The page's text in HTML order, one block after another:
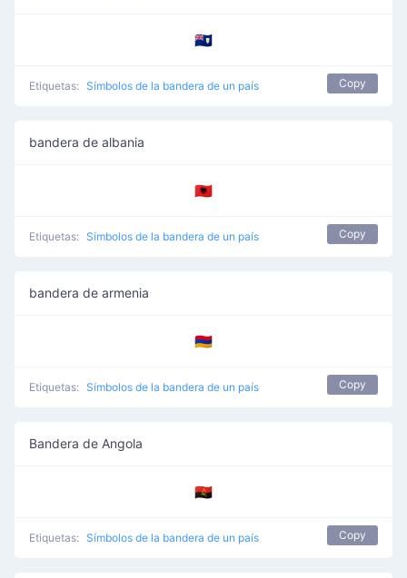
🇦🇮
Etiquetas: Símbolos de la bandera de un país Copy
bandera de albania
🇦🇱
Etiquetas: Símbolos de la bandera de un país Copy
bandera de armenia
🇦🇲
Etiquetas: Símbolos de la bandera de un país Copy
Bandera de Angola
🇦🇴
Etiquetas: Símbolos de la bandera de un país Copy